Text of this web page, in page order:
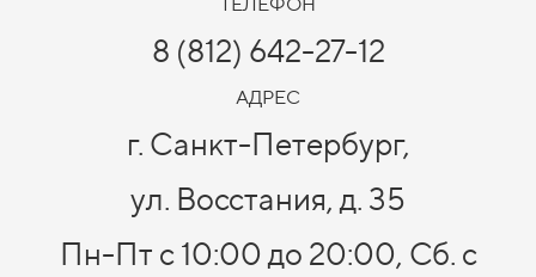
8 (812) 642-27-12
АДРЕС
г. Санкт-Петербург,
ул. Восстания, д. 35
Пн-Пт с 10:00 до 20:00, Сб. с